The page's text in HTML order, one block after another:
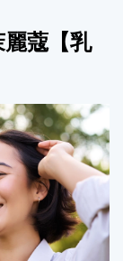
蔻【乳